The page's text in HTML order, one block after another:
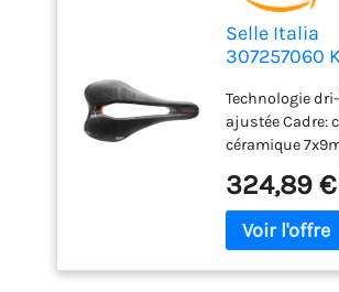
Selle Italia
307257060
Unisex-
Unique
Technologie
ajustée Cadre:
céramique
130x248mml
Matériau anti-
transpiration
324,89 €